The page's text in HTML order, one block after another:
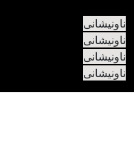
ناونیشانی
ناونیشانی
ناونیشانی
ناونیشانی